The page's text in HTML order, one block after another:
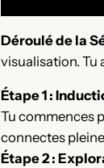
Déroulé de la
visualisation. Tu
Étape 1 :
Tu commences
connectes
Étape 2 :